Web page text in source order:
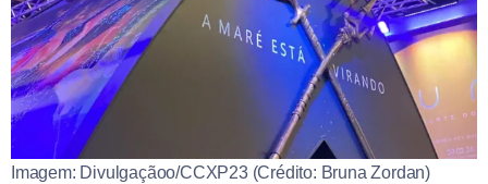
Imagem: Divulgaçãoo/CCXP23 (Crédito: Bruna Zordan)